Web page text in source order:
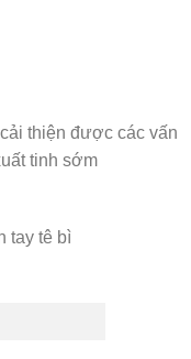
thiện được các vấn
tinh sớm
tay tê bì